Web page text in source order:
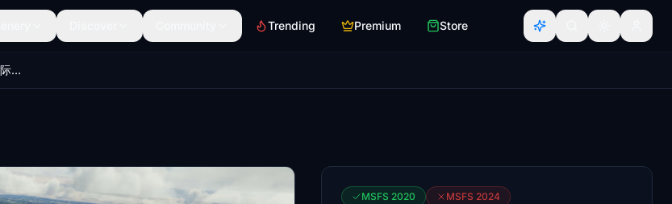
Trending Premium Store
ZYTX-CHINA-沈阳桃仙国际机场-shenyangtaoxianAirport
MSFS 2020 MSFS 2024